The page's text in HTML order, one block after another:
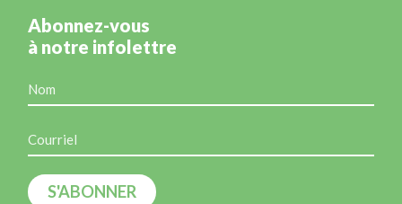
Abonnez-vous
à notre infolettre